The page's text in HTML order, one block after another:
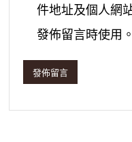
件地址及個人網
發佈留言時使用。